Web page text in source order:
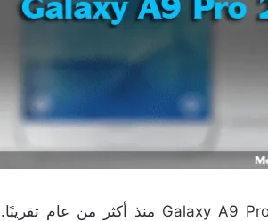
أطلقت سامسونج هاتفها ذو الفئة المتوسطة، هاتف Galaxy A9 Pro منذ أكثر من عام تقريبًا.